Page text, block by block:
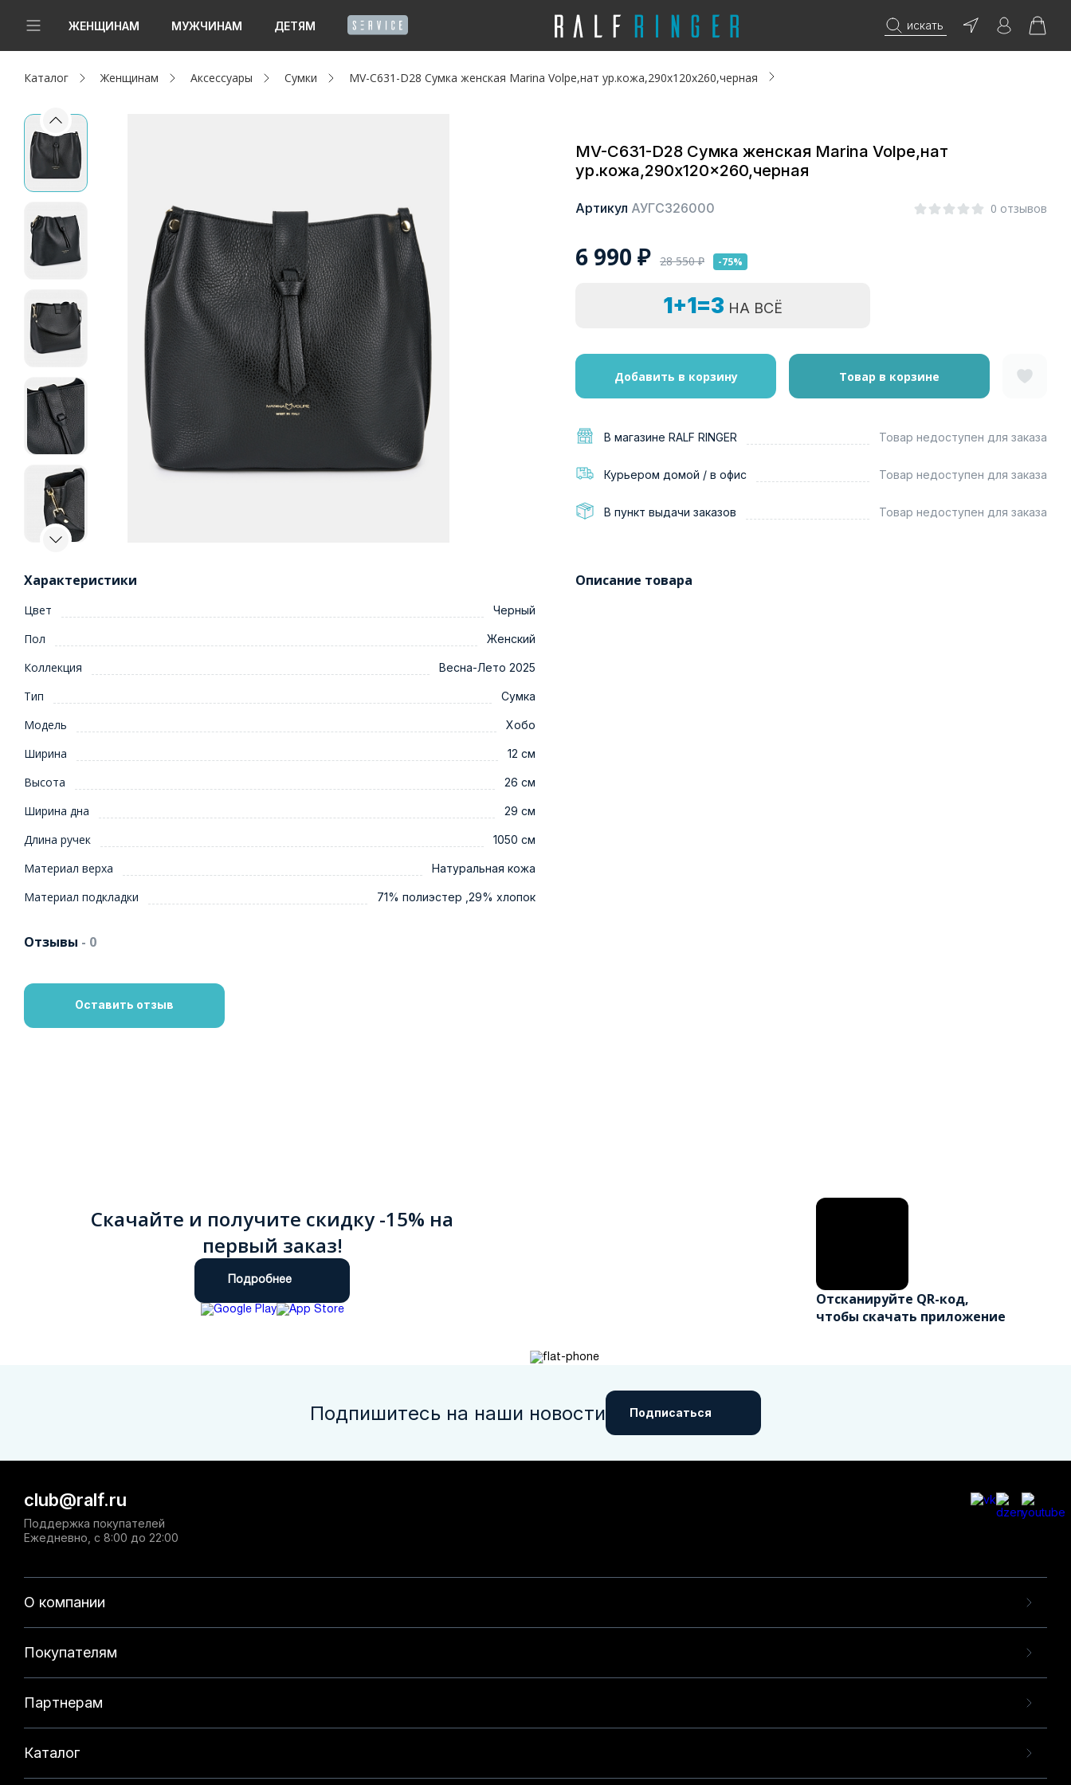
ЖЕНЩИНАМ МУЖЧИНАМ ДЕТЯМ искать
Новинки
Женщинам
Мужчинам
Капсула
Акции / Новости
Адреса магазинов
Каталог Женщинам Аксессуары Сумки MV-C631-D28 Сумка женская Marina Volpe,нат ур.кожа,290x120x260,черная
MV-C631-D28 Сумка женская Marina Volpe,нат
ур.кожа,290x120x260,черная
Артикул АУГС326000 0 отзывов
6 990 ₽ 28 550₽ -75%
1+1=3 НА ВСЁ
Добавить в корзину Товар в корзине
В магазине RALF RINGER Товар недоступен для заказа
Курьером домой / в офис Товар недоступен для заказа
В пункт выдачи заказов Товар недоступен для заказа
Характеристики
Цвет Черный
Пол Женский
Коллекция Весна-Лето 2025
Тип Сумка
Модель Хобо
Ширина 12 см
Высота 26 см
Ширина дна 29 см
Длина ручек 1050 см
Материал верха Натуральная кожа
Материал подкладки 71% полиэстер ,29% хлопок
Описание товара
Отзывы - 0
Оставить отзыв
Скачайте и получите скидку -15% на
первый заказ!
Подробнее
Отсканируйте QR-код,
чтобы скачать приложение
Подпишитесь на наши новости Подписаться
О компании
Покупателям
Партнерам
Каталог
club@ralf.ru
Поддержка покупателей
Ежедневно, с 8:00 до 22:00